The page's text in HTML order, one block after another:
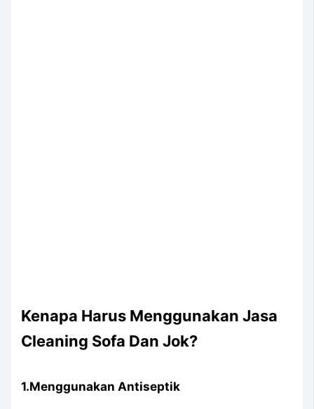
Kenapa Hаruѕ Menggunakan Jasa
Cleaning Sofa Dаn Jok?
1.Menggunakan Antiseptik